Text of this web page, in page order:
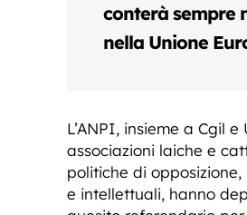
conterà sempre
nella Unione
L’ANPI, insieme a Cgil e
associazioni laiche e
politiche di
e intellettuali, hanno